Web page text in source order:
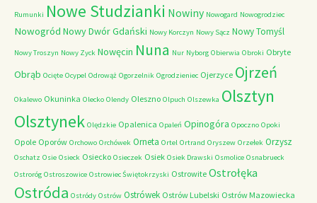
Rumunki Nowe Studzianki Nowiny Nowogard Nowogrodziec
Nowogród Nowy Dwór Gdański Nowy Korczyn Nowy Sącz Nowy Tomyśl
Nowy Troszyn Nowy Zyck Nowęcin Nuna Nur Nyborg Obierwia Obroki Obryte
Obrąb Ocięte Ocypel Odrowąż Ogorzelnik Ogrodzieniec Ojerzyce Ojrzeń
Okalewo Okuninka Olecko Olendy Oleszno Olpuch Olszewka Olsztyn
Olsztynek Olędzkie Opalenica Opaleń Opinogóra Opoczno Opoki
Opole Oporów Orchowo Orchówek Orneta Ortel Ortrand Oryszew Orzełek Orzysz
Oschatz Osie Osieck Osiecko Osieczek Osiek Osiek Drawski Osmolice Osnabrueck
Ostroróg Ostroszowice Ostrowiec Świętokrzyski Ostrowite Ostrołęka
Ostróda Ostródy Ostrów Ostrówek Ostrów Lubelski Ostrów Mazowiecka